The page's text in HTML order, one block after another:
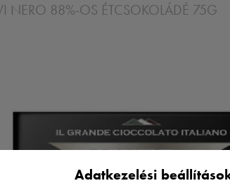
NERO 88%-OS ÉTCSOKOLÁDÉ 75G
Adatkezelési